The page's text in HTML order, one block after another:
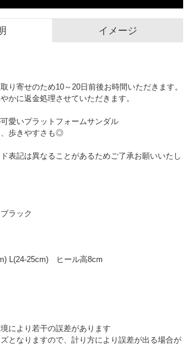
イメージ
り寄せのため10～20日前後お時間いただきます。
かに返金処理させていただきます。
愛いプラットフォームサンダル
歩きやすさも◎
表記は異なることがあるためご了承お願いいたし
ラック
L(24-25cm) ヒール高8cm
により若干の誤差があります
となりますので、計り方により誤差が出る場合が